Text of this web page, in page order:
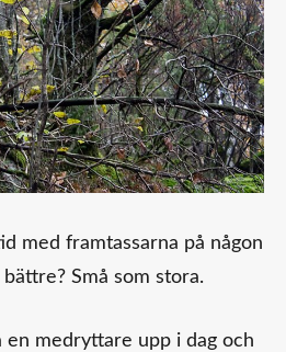
med framtassarna på någon
Små som stora.
en medryttare upp i dag och